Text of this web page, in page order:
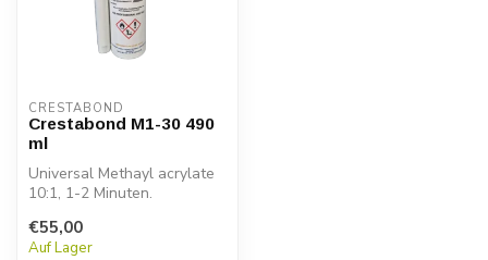
CRESTABOND
Crestabond M1-30 490
ml
Universal Methayl acrylate
10:1, 1-2 Minuten.
€55,00
Auf Lager